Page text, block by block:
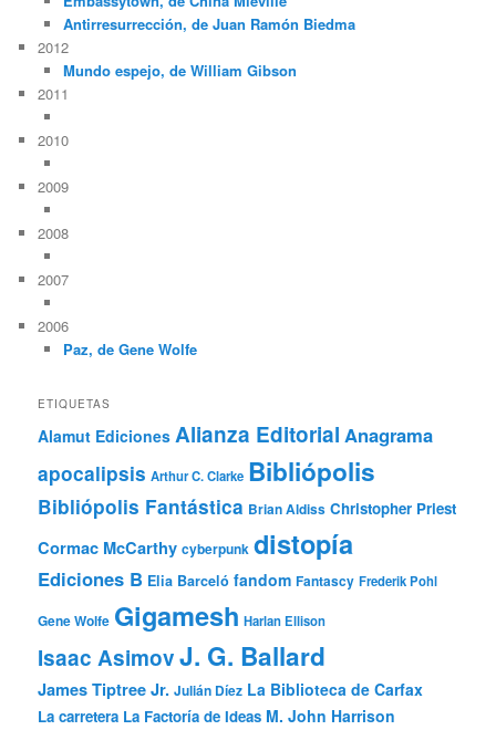
Antirresurrección, de Juan Ramón Biedma
2012
Mundo espejo, de William Gibson
2011
2010
2009
2008
2007
2006
Paz, de Gene Wolfe
ETIQUETAS
Alamut Ediciones Alianza Editorial Anagrama
apocalipsis Arthur C. Clarke Bibliópolis
Bibliópolis Fantástica Brian Aldiss Christopher Priest
Cormac McCarthy cyberpunk distopía
Ediciones B Elia Barceló fandom Fantascy Frederik Pohl
Gene Wolfe Gigamesh Harlan Ellison
Isaac AsimovJ. G. Ballard
James Tiptree Jr. Julián Díez La Biblioteca de Carfax
La carretera La Factoría de Ideas M. John Harrison